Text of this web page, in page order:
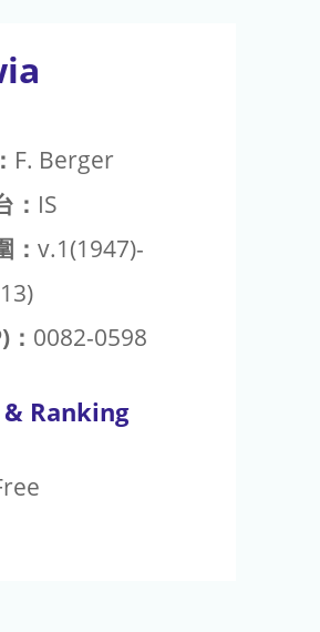
F. Berger
： IS
： v.1(1947)-
0082-0598
& Ranking